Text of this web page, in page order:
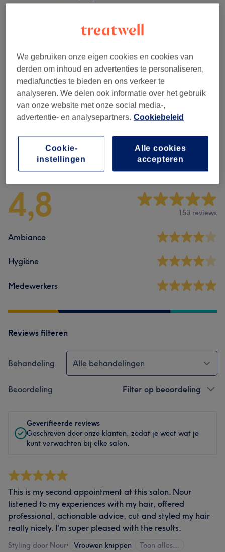
Alle behandelingen
Curly Cut (4) vanaf €15
Treatments (8) vanaf €20
Kids (4) vanaf €30
Reviews
4,8 153 reviews
Ambiance
Hygiëne
Medewerkers
Reviews filteren
Behandeling Alle behandelingen
Beoordeling Filter op beoordeling
Geverifieerde reviews
Geschreven door onze klanten, zodat je weet wat je
kunt verwachten bij elke salon.
This is my second appointment at this salon. Nour
listened to my experiences with my hair, offered
professional, actionable advice, cut and styled my hair
really nicely. I'm super pleased with the results.
Styling door Nour• Vrouwen knippen Toon alles…
We gebruiken onze eigen cookies en cookies van
derden om inhoud en advertenties te personaliseren,
mediafuncties te bieden en ons verkeer te
analyseren. We delen ook informatie over het gebruik
van onze website met onze social media-,
advertentie- en analysepartners. Cookiebeleid
Alle cookies
accepteren
Cookie-
instellingen